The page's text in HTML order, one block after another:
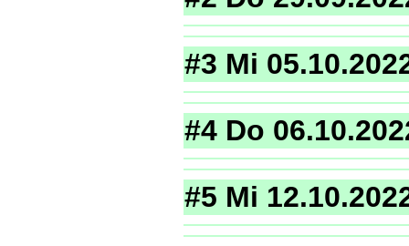
#3 Mi
#4 Do
#5 Mi